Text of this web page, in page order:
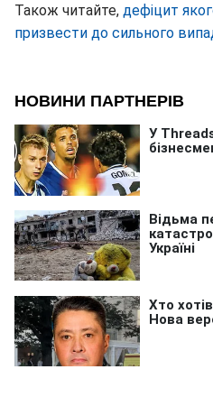
Також читайте, дефіцит
призвести до сильного